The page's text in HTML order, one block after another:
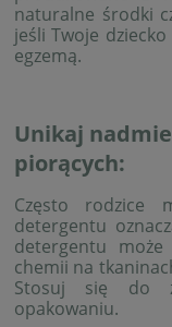
naturalne środki
jeśli Twoje
egzemą.
Unikaj
piorących:
Często rodzice
detergentu
detergentu może
chemii na
Stosuj się do
opakowaniu.